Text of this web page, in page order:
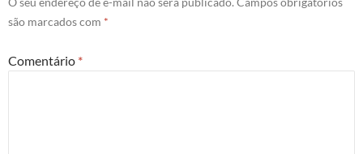
são marcados com *
Comentário *